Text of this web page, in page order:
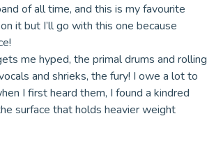
of all time, and this is my favourite
it but I’ll go with this one because
me hyped, the primal drums and rolling
and shrieks, the fury! I owe a lot to
I first heard them, I found a kindred
surface that holds heavier weight